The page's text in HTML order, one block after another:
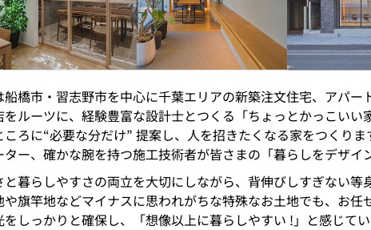
船橋市・習志野市を中心に千葉エリアの新築注文住宅、アパ
をルーツに、経験豊富な設計士とつくる「ちょっとかっこい
ころに“必要な分だけ” 提案し、人を招きたくなる家をつくり
ー、確かな腕を持つ施工技術者が皆さまの「暮らしをデザイ
暮らしやすさの両立を大切にしながら、背伸びしすぎない
旗竿地などマイナスに思われがちな特殊なお土地でも、お
しっかりと確保し、「想像以上に暮らしやすい !」と感じて